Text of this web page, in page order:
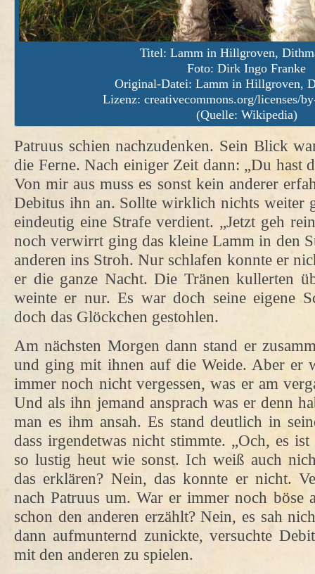
Titel: Lamm in Hillgroven,
Foto: Dirk Ingo Franke
Original-Datei: Lamm in Hillgroven,
Lizenz: creativecommons.org/licenses/
(Quelle: Wikipedia)
Patruus schien nachzudenken. Sein Blick
die Ferne. Nach einiger Zeit dann: „Du hast
Von mir aus muss es sonst kein anderer
Debitus ihn an. Sollte wirklich nichts weiter
eindeutig eine Strafe verdient. „Jetzt geh
noch verwirrt ging das kleine Lamm in den
anderen ins Stroh. Nur schlafen konnte er
er die ganze Nacht. Die Tränen kullerten
weinte er nur. Es war doch seine eigene
doch das Glöckchen gestohlen.
Am nächsten Morgen dann stand er
und ging mit ihnen auf die Weide. Aber er
immer noch nicht vergessen, was er am
Und als ihn jemand ansprach was er denn
man es ihm ansah. Es stand deutlich in
dass irgendetwas nicht stimmte. „Och, es
so lustig heut wie sonst. Ich weiß auch
das erklären? Nein, das konnte er nicht.
nach Patruus um. War er immer noch böse
schon den anderen erzählt? Nein, es sah
dann aufmunternd zunickte, versuchte
mit den anderen zu spielen.